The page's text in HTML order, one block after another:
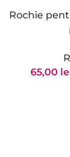
Rochie
65,00